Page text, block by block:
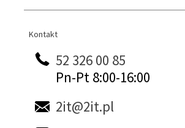
Kontakt
Kontakt
52 326 00 85
Pn-Pt 8:00-16:00
2it@2it.pl